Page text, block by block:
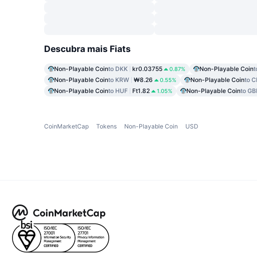
Descubra mais Fiats
Non-Playable Cointo DKK kr0.03755 0.87% Non-Playable Coin
Non-Playable Cointo KRW ₩8.26 0.55% Non-Playable Cointo
Non-Playable Cointo HUF Ft1.82 1.05% Non-Playable Cointo
CoinMarketCap Tokens Non-Playable Coin USD